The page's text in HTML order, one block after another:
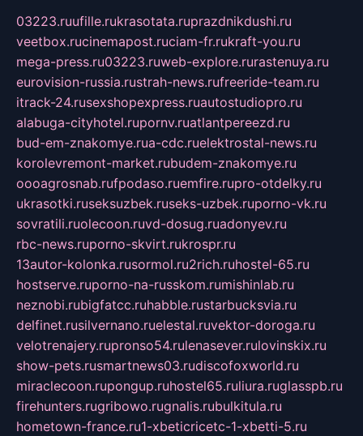
03223.ruufille.rukrasotata.ruprazdnikdushi.ru
veetbox.rucinemapost.ruciam-fr.rukraft-you.ru
mega-press.ru03223.ruweb-explore.rurastenuya.ru
eurovision-russia.rustrah-news.rufreeride-team.ru
itrack-24.rusexshopexpress.ruautostudiopro.ru
alabuga-cityhotel.rupornv.ruatlantpereezd.ru
bud-em-znakomye.rua-cdc.ruelektrostal-news.ru
korolevremont-market.rubudem-znakomye.ru
oooagrosnab.rufpodaso.ruemfire.rupro-otdelky.ru
ukrasotki.ruseksuzbek.ruseks-uzbek.ruporno-vk.ru
sovratili.ruolecoon.ruvd-dosug.ruadonyev.ru
rbc-news.ruporno-skvirt.rukrospr.ru
13autor-kolonka.rusormol.ru2rich.ruhostel-65.ru
hostserve.ruporno-na-russkom.rumishinlab.ru
neznobi.rubigfatcc.ruhabble.rustarbucksvia.ru
delfinet.rusilvernano.ruelestal.ruvektor-doroga.ru
velotrenajery.rupronso54.rulenasever.rulovinskix.ru
show-pets.rusmartnews03.rudiscofoxworld.ru
miraclecoon.rupongup.ruhostel65.ruliura.ruglasspb.ru
firehunters.rugribowo.rugnalis.rubulkitula.ru
hometown-france.ru1-xbeticricetc-1-xbetti-5.ru